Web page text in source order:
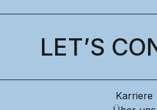
LET’S
Karriere